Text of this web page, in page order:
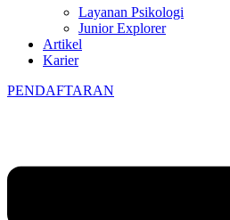
Layanan Psikologi
Junior Explorer
Artikel
Karier
PENDAFTARAN